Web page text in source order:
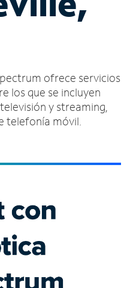
ofrece servicios
los que se incluyen
y streaming,
telefonía móvil.